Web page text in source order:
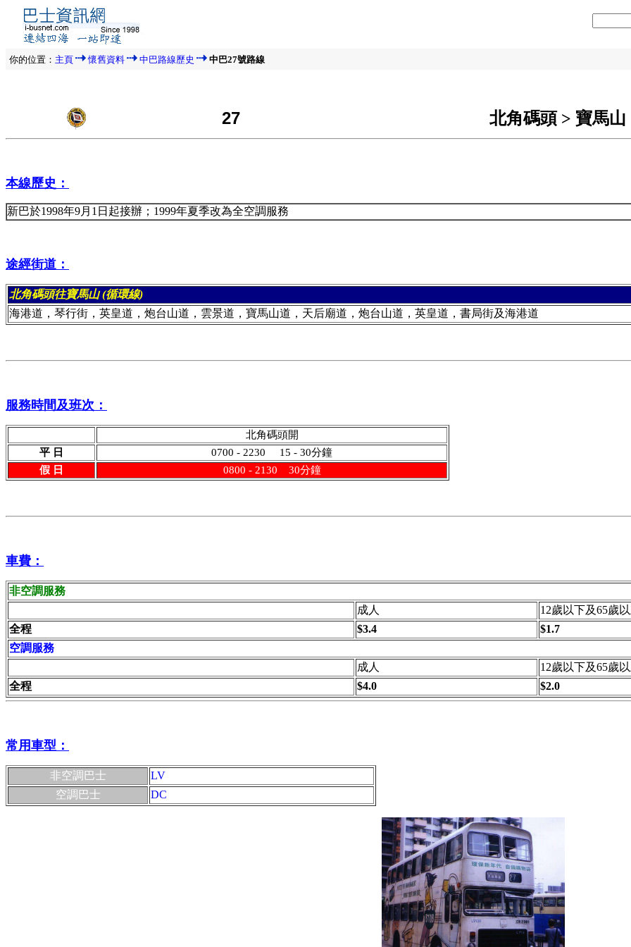
你的位置： 主頁 懷舊資料 中巴路線歷史 中巴27號路線
27 北角碼頭 > 寶馬山
本線歷史：
新巴於1998年9月1日起接辦；1999年夏季改為全空調服務
途經街道：
北角碼頭往寶馬山 (循環線)
海港道，琴行街，英皇道，炮台山道，雲景道，寶馬山道，天后廟道，炮台山道，英皇道，書局街及海港道
服務時間及班次：
北角碼頭開
平 日
0700 - 2230 15 - 30分鐘
假 日
0800 - 2130 30分鐘
車費：
非空調服務
成人
12歲以下及65歲
全程
$3.4
$1.7
空調服務
成人
12歲以下及65歲
全程
$4.0 $2.0
常用車型：
非空調巴士
LV
空調巴士
DC